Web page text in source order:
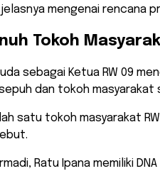
mengenai rencana
Tokoh
sebagai Ketua RW 09
dan tokoh masyarakat
satu tokoh masyarakat
Ratu Ipana memiliki